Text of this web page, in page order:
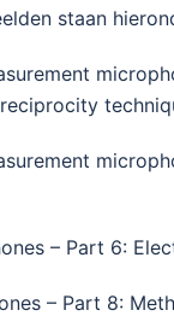
staan
– Part 6:
– Part 8: